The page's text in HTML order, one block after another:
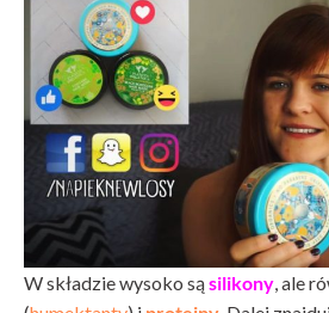
W składzie wysoko sąsilikony, ale